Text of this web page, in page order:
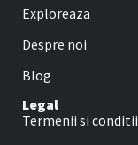
Exploreaza
Despre noi
Blog
Legal
Termenii si conditii